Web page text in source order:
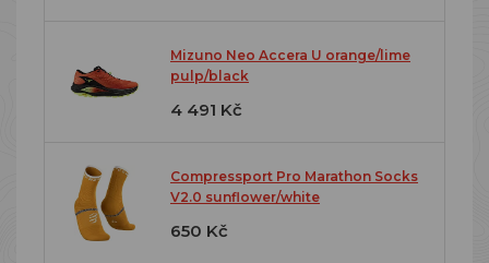
Mizuno Neo Accera U orange/lime
pulp/black
4 491 Kč
Compressport Pro Marathon Socks
V2.0 sunflower/white
650 Kč